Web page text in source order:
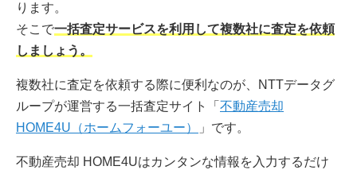
ります。
そこで一括査定サービスを利用して複数社に査定を依頼
しましょう。
複数社に査定を依頼する際に便利なのが、NTTデータグ
ループが運営する一括査定サイト「 不動産売却
HOME4U（ホームフォーユー）
」です。
不動産売却 HOME4Uはカンタンな情報を入力するだけ